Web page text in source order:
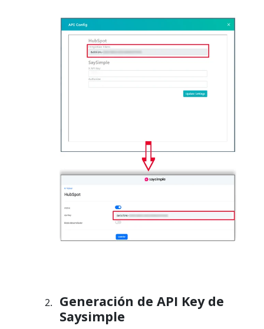
Generación de API Key de
Saysimple